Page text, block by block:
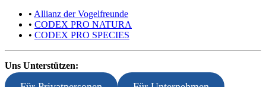
• Allianz der Vogelfreunde
• CODEX PRO NATURA
• CODEX PRO SPECIES
Uns Unterstützen: